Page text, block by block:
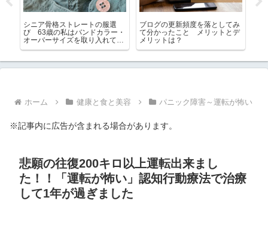
シニア骨格ストレートの服選
び 63歳の私はバンドカラー・
オーバーサイズを取り入れてい
ブログの更新頻度を落としてみ
て分かったこと メリットとデ
メリットは？
ホーム 健康と食と美容 パニック障害～運転が怖い
※記事内に広告が含まれる場合があります。
悲願の往復200キロ以上運転出来まし
た！！「運転が怖い」認知行動療法で治療
して1年が過ぎました